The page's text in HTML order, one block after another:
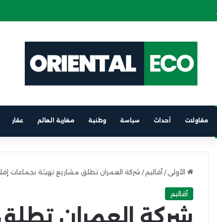
على متن باخرة الرابط بين برشلونة والناظور
مقاولات أحداث سياسة وطنية مغاربة العالم عقار
الأولى / أقاليم / شركة العمران تطلق مشاريع تهيئة بجماعات
أقاليم
شركة العمران